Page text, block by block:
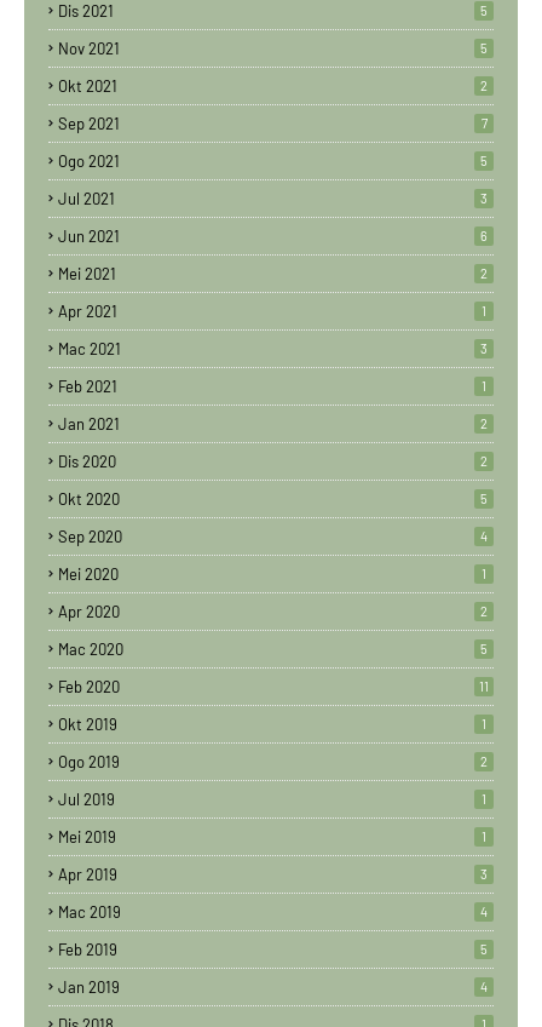
Dis 2021 5
Nov 2021 5
Okt 2021 2
Sep 2021 7
Ogo 2021 5
Jul 2021 3
Jun 2021 6
Mei 2021 2
Apr 2021 1
Mac 2021 3
Feb 2021 1
Jan 2021 2
Dis 2020 2
Okt 2020 5
Sep 2020 4
Mei 2020 1
Apr 2020 2
Mac 2020 5
Feb 2020 11
Okt 2019 1
Ogo 2019 2
Jul 2019 1
Mei 2019 1
Apr 2019 3
Mac 2019 4
Feb 2019 5
Jan 2019 4